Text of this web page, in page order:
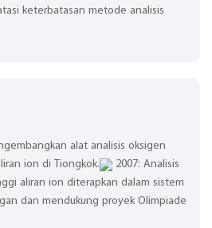
keterbatasan metode analisis
alat analisis oksigen
ion di Tiongkok.
2007: Analisis
aliran ion diterapkan dalam sistem
dan mendukung proyek Olimpiade